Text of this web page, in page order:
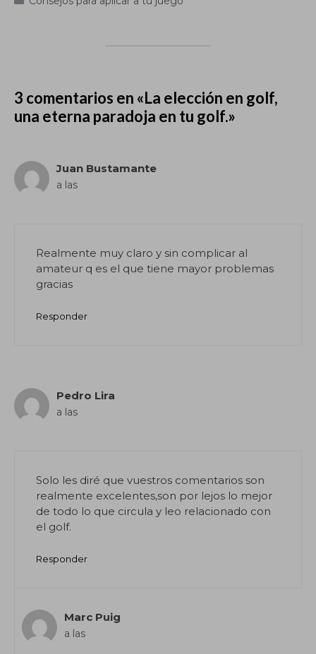
3 comentarios en «La elección en golf,
una eterna paradoja en tu golf.»
Juan Bustamante
a las
Realmente muy claro y sin complicar al
amateur q es el que tiene mayor problemas
gracias
Responder
Pedro Lira
a las
Solo les diré que vuestros comentarios son
realmente excelentes,son por lejos lo mejor
de todo lo que circula y leo relacionado con
el golf.
Responder
Marc Puig
a las